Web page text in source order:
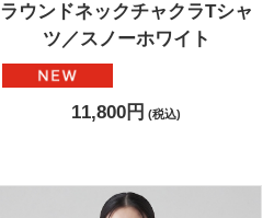
ラウンドネックチャクラTシャ
ツ／スノーホワイト
11,800円 (税込)